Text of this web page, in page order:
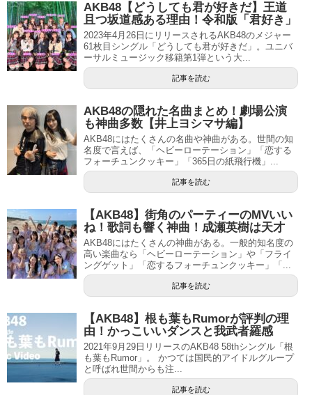
AKB48【どうしても君が好きだ】王道
且つ坂道感ある理由！令和版「君好き」
2023年4月26日にリリースされるAKB48のメジャー
61枚目シングル「どうしても君が好きだ」。ユニバ
ーサルミュージック移籍第1弾という大...
記事を読む
AKB48の隠れた名曲まとめ！劇場公演
も神曲多数【井上ヨシマサ編】
AKB48にはたくさんの名曲や神曲がある。世間の知
名度で言えば、「ヘビーローテーション」「恋する
フォーチュンクッキー」「365日の紙飛行機」...
記事を読む
【AKB48】街角のパーティーのMVいい
ね！歌詞も響く神曲！成瀬英樹は天才
AKB48にはたくさんの神曲がある。一般的知名度の
高い楽曲なら「ヘビーローテーション」や「フライ
ングゲット」「恋するフォーチュンクッキー」「...
記事を読む
【AKB48】根も葉もRumorが評判の理
由！かっこいいダンスと我武者羅感
2021年9月29日リリースのAKB48 58thシングル「根
も葉もRumor」。 かつては国民的アイドルグループ
と呼ばれ世間からも注...
記事を読む